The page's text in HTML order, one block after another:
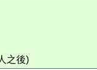
之後)